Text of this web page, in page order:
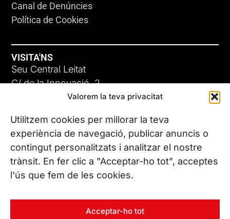
Valorem la teva privacitat
Utilitzem cookies per millorar la teva
experiència de navegació, publicar anuncis o
contingut personalitzats i analitzar el nostre
trànsit. En fer clic a "Acceptar-ho tot", acceptes
l'ús que fem de les cookies.
Acceptar-ho tot
Canal de Denúncies
Política de Cookies
VISITA'NS
Seu Central Leitat
C/ de la Innovació, 2
08225 Terrassa, (Barcelona)
Coneix les nostres seus
CONTACTA’NS
Tel. (+34) 937 882 300